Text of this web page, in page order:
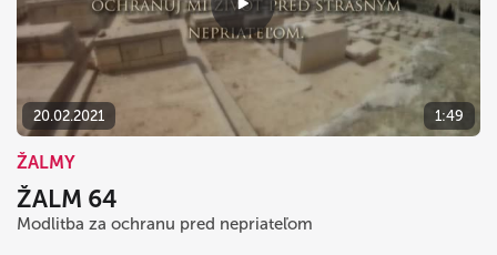
20.02.2021 1:49
ŽALMY
ŽALM 64
Modlitba za ochranu pred nepriateľom